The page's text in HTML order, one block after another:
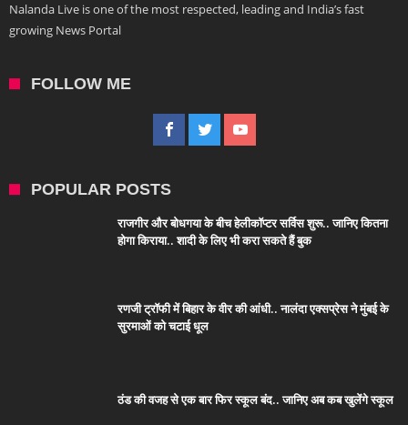
Nalanda Live is one of the most respected, leading and India’s fast
growing News Portal
FOLLOW ME
POPULAR POSTS
राजगीर और बोधगया के बीच हेलीकॉप्टर सर्विस शुरू.. जानिए कितना
होगा किराया.. शादी के लिए भी करा सकते हैं बुक
रणजी ट्रॉफी में बिहार के वीर की आंधी.. नालंदा एक्सप्रेस ने मुंबई के
सुरमाओं को चटाई धूल
ठंड की वजह से एक बार फिर स्कूल बंद.. जानिए अब कब खुलेंगे स्कूल